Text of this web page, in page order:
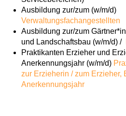
Ausbildung zur/zum (w/m/d)
Verwaltungsfachangestellten
Ausbildung zur/zum
und Landschaftsbau (w/m/d) /
Praktikanten Erzieher und
Anerkennungsjahr (w/m/d)
zur Erzieherin / zum Erzieher,
Anerkennungsjahr